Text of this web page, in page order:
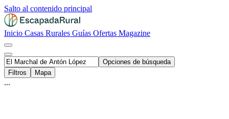
Salto al contenido principal
Inicio Casas Rurales Guías Ofertas Magazine
Opciones de búsqueda
Filtros
Mapa
...